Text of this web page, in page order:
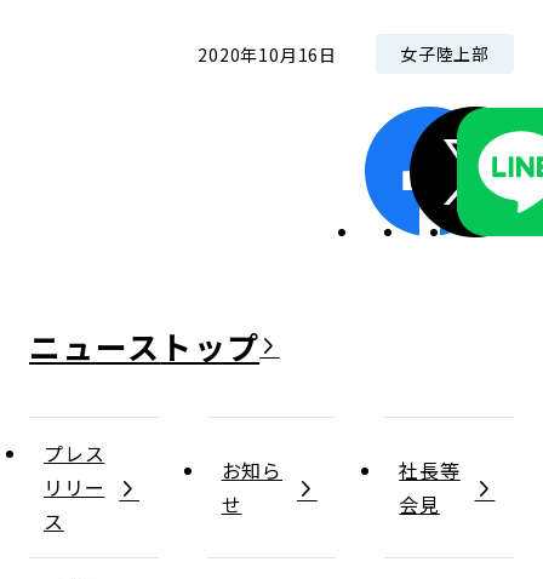
2020年10月16日 女子陸上部
ニュース
プレス
リリー
ス
お知ら
せ
社長等
会見